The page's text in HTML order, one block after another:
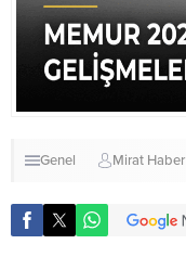
Genel Mirat Haber